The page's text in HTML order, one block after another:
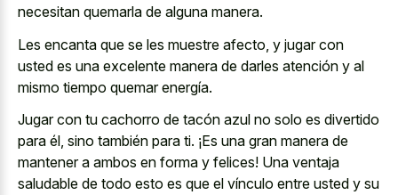
necesitan quemarla de alguna manera.
Les encanta que se les muestre afecto, y jugar con
usted es una excelente manera de darles atención y al
mismo tiempo quemar energía.
Jugar con tu cachorro de tacón azul no solo es divertido
para él, sino también para ti. ¡Es una gran manera de
mantener a ambos en forma y felices! Una ventaja
saludable de todo esto es que el vínculo entre usted y su